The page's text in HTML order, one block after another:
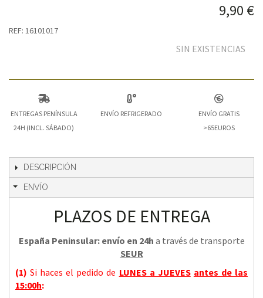
9,90 €
REF: 16101017
SIN EXISTENCIAS
ENTREGAS PENÍNSULA
24H (INCL. SÁBADO)
ENVÍO REFRIGERADO
ENVÍO GRATIS
>65EUROS
DESCRIPCIÓN
ENVÍO
PLAZOS DE ENTREGA
España Peninsular: envío en 24h a través de transporte
SEUR
(1)Si haces el pedido de LUNES a JUEVES antes de las
15:00h: